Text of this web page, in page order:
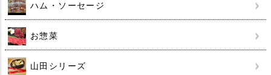
ハム・ソーセージ
お惣菜
山田シリーズ